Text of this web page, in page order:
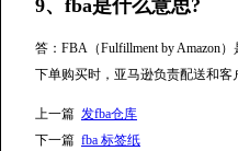
9、fba是什么意思?
答：FBA（Fulfillment by Amazon
下单购买时，亚马逊负责配送和
上一篇 发fba仓库
下一篇 fba 标签纸